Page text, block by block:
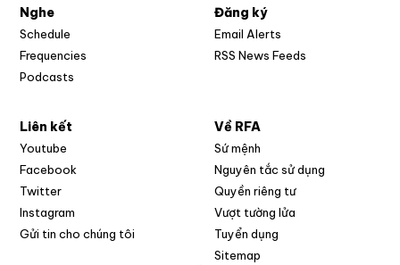
Nghe
Schedule
Frequencies
Podcasts
Đăng ký
Email Alerts
RSS News Feeds
Liên kết
Youtube
Facebook
Twitter
Instagram
Gửi tin cho chúng tôi
Về RFA
Sứ mệnh
Nguyên tắc sử dụng
Quyền riêng tư
Vượt tường lửa
Tuyển dụng
Sitemap